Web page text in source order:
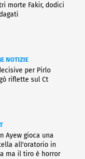
morte Fakir, dodici
NOTIZIE
per Pirlo
riflette sul Ct
Ayew gioca una
all'oratorio in
ma il tiro è horror